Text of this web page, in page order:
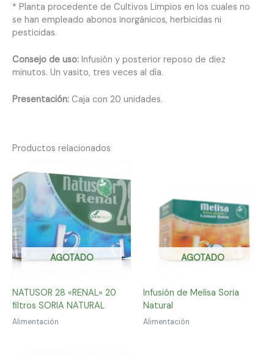
* Planta procedente de Cultivos Limpios en los cuales no
se han empleado abonos inorgánicos, herbicidas ni
pesticidas.
Consejo de uso: Infusión y posterior reposo de diez
minutos. Un vasito, tres veces al día.
Presentación: Caja con 20 unidades.
Productos relacionados
AGOTADO
NATUSOR 28 «RENAL» 20
filtros SORIA NATURAL
Alimentación
AGOTADO
Infusión de Melisa Soria
Natural
Alimentación